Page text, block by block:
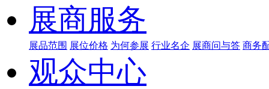
展商服务
展品范围 展位价格 为何参展 行业名企 展商问与答 商务
观众中心